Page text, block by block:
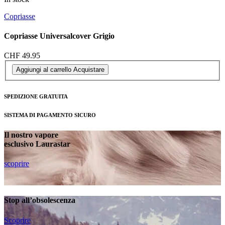
Copriasse
Copriasse Universalcover Grigio
CHF 49.95
Aggiungi al carrello Acquistare
SPEDIZIONE GRATUITA
SISTEMA DI PAGAMENTO SICURO
Il nostro vapore
esclusivo Laurastar
scoprire
Stop all’obsolescenza
Scoprire